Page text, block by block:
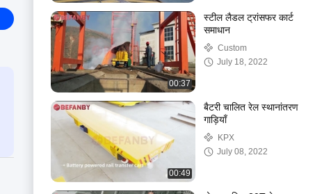
00:37
स्टील लैडल ट्रांसफर कार्ट
समाधान
Custom
July 18, 2022
00:49
बैटरी चालित रेल स्थानांतरण
गाड़ियाँ
KPX
July 08, 2022